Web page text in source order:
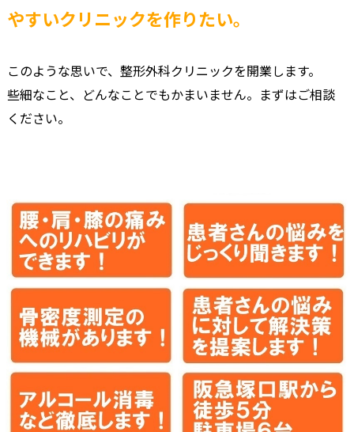
やすいクリニックを作りたい。
このような思いで、整形外科クリニックを開業します。
些細なこと、どんなことでもかまいません。まずはご相談
ください。